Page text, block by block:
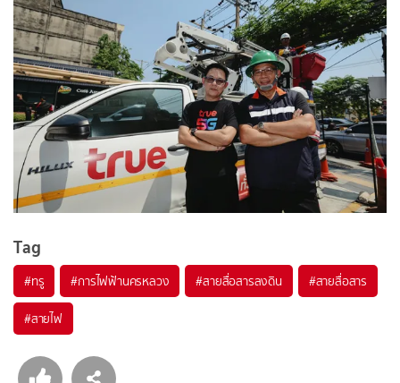
Tag
#ทรู #การไฟฟ้านครหลวง #สายสื่อสารลงดิน #สายสื่อสาร
#สายไฟ